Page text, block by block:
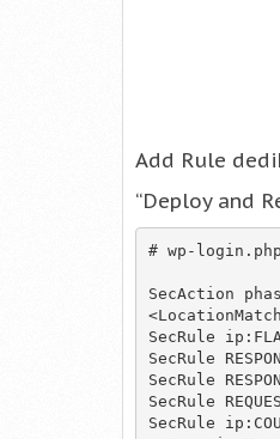
Add Rule
“Deploy and
# wp-login.php
SecAction
SecRule
SecRule
SecRule
SecRule
SecRule